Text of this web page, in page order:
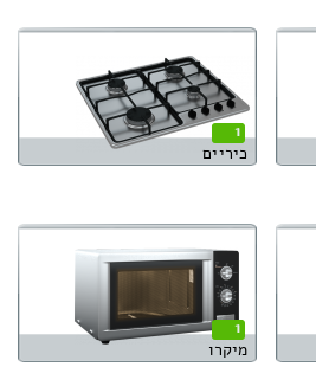
1
כיריים
1
מיקרו